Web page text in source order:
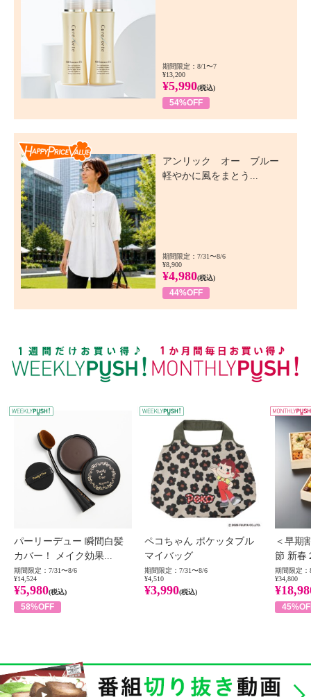
期間限定：8/1〜7
¥13,200
¥5,990(税込)
54%OFF
アンリック オー ブルー
軽やかに風をまとう...
期間限定：7/31〜8/6
¥8,900
¥4,980(税込)
44%OFF
WEEKLY PUSH
パーリーデュー 瞬間白髪
カバー！ メイク効果...
期間限定：7/31〜8/6
¥14,524
¥5,980(税込)
58%OFF
ペコちゃん ポケッタブル
マイバッグ
期間限定：7/31〜8/6
¥4,510
¥3,990(税込)
＜早期
節 新春
期間限定：
¥34,800